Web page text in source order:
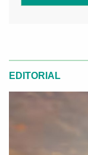
EDITORIAL